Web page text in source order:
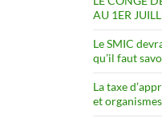
AU 1ER
Le SMIC
qu’il faut
La taxe
et